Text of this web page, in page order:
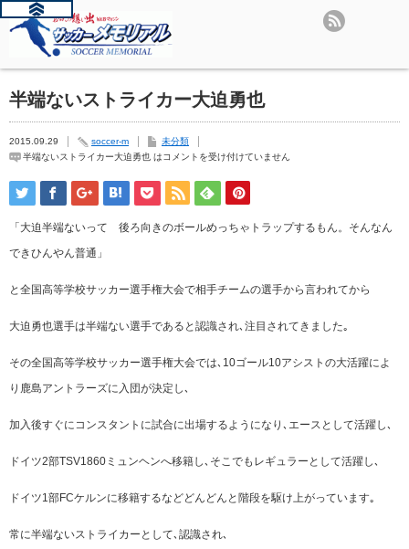
半端ないストライカー大迫勇也
2015.09.29 soccer-m
未分類
半端ないストライカー大迫勇也 はコメントを受け付けていません
「大迫半端ないって 後ろ向きのボールめっちゃトラップするもん。そんなん
できひんやん普通」
と全国高等学校サッカー選手権大会で相手チームの選手から言われてから
大迫勇也選手は半端ない選手であると認識され､注目されてきました｡
その全国高等学校サッカー選手権大会では､10ゴール10アシストの大活躍によ
り鹿島アントラーズに入団が決定し､
加入後すぐにコンスタントに試合に出場するようになり､エースとして活躍し､
ドイツ2部TSV1860ミュンヘンへ移籍し､そこでもレギュラーとして活躍し､
ドイツ1部FCケルンに移籍するなどどんどんと階段を駆け上がっています｡
常に半端ないストライカーとして､認識され､